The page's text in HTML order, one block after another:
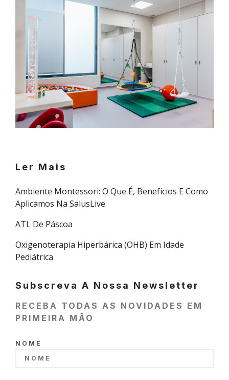
Ler Mais
Ambiente Montessori: O Que É, Benefícios E Como
Aplicamos Na SalusLive
ATL De Páscoa
Oxigenoterapia Hiperbárica (OHB) Em Idade
Pediátrica
Subscreva A Nossa Newsletter
RECEBA TODAS AS NOVIDADES EM
PRIMEIRA MÃO
NOME